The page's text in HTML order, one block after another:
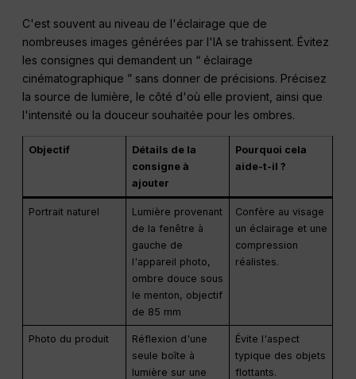
C'est souvent au niveau de l'éclairage que de
nombreuses images générées par l'IA se trahissent. Évitez
les consignes qui demandent un “ éclairage
cinématographique ” sans donner de précisions. Précisez
la source de lumière, le côté d'où elle provient, ainsi que
l'intensité ou la douceur souhaitée pour les ombres.
Objectif
Détails de la
consigne à
ajouter
Pourquoi cela
aide-t-il ?
Portrait naturel
Lumière provenant
de la fenêtre à
gauche de
l'appareil photo,
ombre douce sous
le menton, objectif
de 85 mm
Confère au visage
un éclairage et une
compression
réalistes.
Photo du produit
Réflexion d'une
seule boîte à
lumière sur une
Évite l'aspect
typique des objets
flottants.